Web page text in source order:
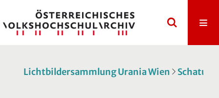
Lichtbildersammlung Urania Wien